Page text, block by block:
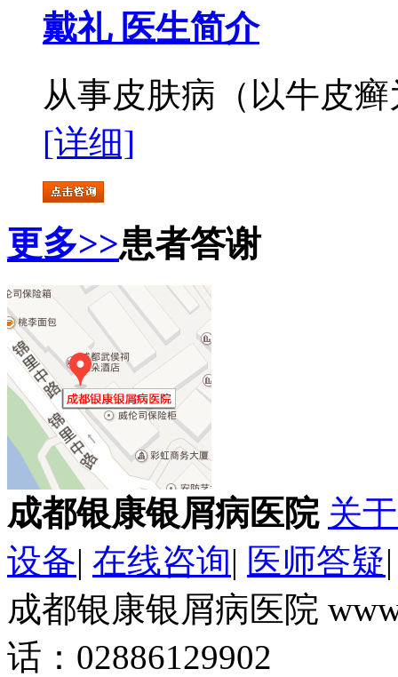
戴礼 医生简介
从事皮肤病（以牛皮
[详细]
更多>>患者答谢
成都银康银屑病医院 关
设备| 在线咨询| 医师答疑
成都银康银屑病医院
话：02886129902